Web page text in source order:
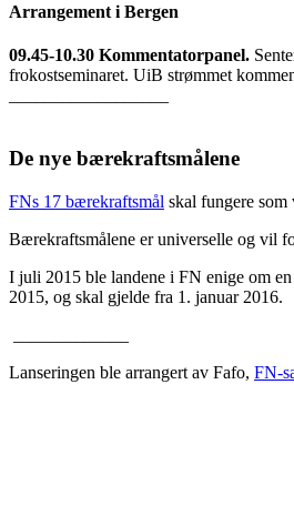
Arrangement i Bergen
09.45-10.30 Kommentatorpanel.
frokostseminaret. UiB strømmet
De nye bærekraftsmålene
FNs 17 bærekraftsmål skal fungere som
Bærekraftsmålene er universelle og vil
I juli 2015 ble landene i FN enige om
2015, og skal gjelde fra 1. januar 2016.
Lanseringen ble arrangert av Fafo, FN-